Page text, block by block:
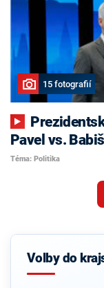
15 fotografií
Pavel vs.
Téma: Politika
Volby do